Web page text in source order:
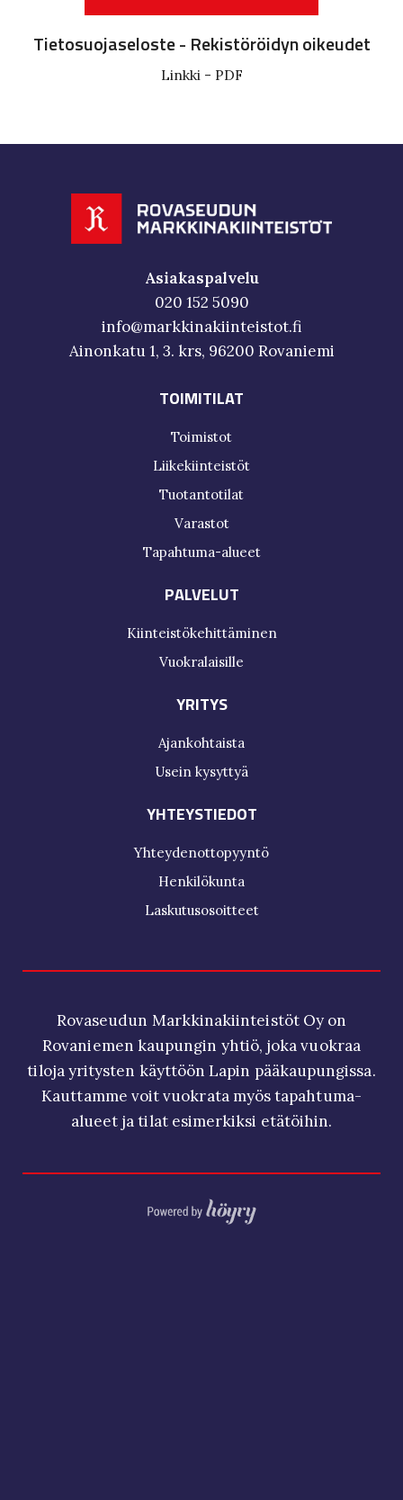
Tietosuojaseloste - Rekistöröidyn oikeudet
Linkki - PDF
Asiakaspalvelu
020 152 5090
info@markkinakiinteistot.fi
Ainonkatu 1, 3. krs, 96200 Rovaniemi
TOIMITILAT
Toimistot
Liikekiinteistöt
Tuotantotilat
Varastot
Tapahtuma-alueet
PALVELUT
Kiinteistökehittäminen
Vuokralaisille
YRITYS
Ajankohtaista
Usein kysyttyä
YHTEYSTIEDOT
Yhteydenottopyyntö
Henkilökunta
Laskutusosoitteet
Rovaseudun Markkinakiinteistöt Oy on
Rovaniemen kaupungin yhtiö, joka vuokraa
tiloja yritysten käyttöön Lapin pääkaupungissa.
Kauttamme voit vuokrata myös tapahtuma-
alueet ja tilat esimerkiksi etätöihin.